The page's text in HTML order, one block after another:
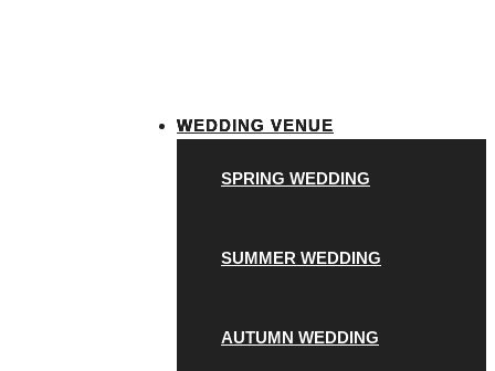
WEDDING VENUE
SPRING WEDDING
SUMMER WEDDING
AUTUMN WEDDING